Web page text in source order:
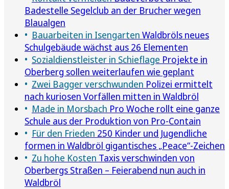
Badestelle Segelclub an der Brucher wegen
Blaualgen
Bauarbeiten in Isengarten Waldbröls neues
Schulgebäude wächst aus 26 Elementen
Sozialdienstleister in Schieflage Projekte in
Oberberg sollen weiterlaufen wie geplant
Zwei Bagger verschwunden Polizei ermittelt
nach kuriosen Vorfällen mitten in Waldbröl
Made in Morsbach Pro Woche rollt eine ganze
Schule aus der Produktion von Pro-Contain
Für den Frieden 250 Kinder und Jugendliche
formen in Waldbröl gigantisches „Peace“-Zeichen
Zu hohe Kosten Taxis verschwinden von
Oberbergs Straßen – Feierabend nun auch in
Waldbröl